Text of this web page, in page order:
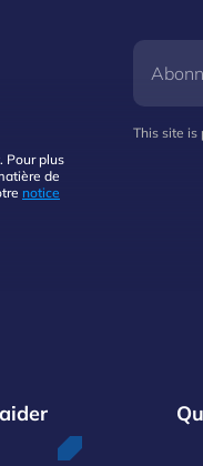
Pour plus
de
notice
This site is